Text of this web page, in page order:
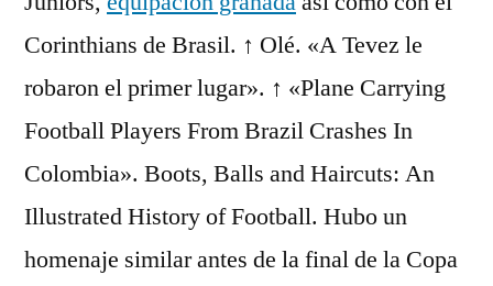
Corinthians de Brasil. ↑ Olé. «A Tevez le
robaron el primer lugar». ↑ «Plane Carrying
Football Players From Brazil Crashes In
Colombia». Boots, Balls and Haircuts: An
Illustrated History of Football. Hubo un
homenaje similar antes de la final de la Copa